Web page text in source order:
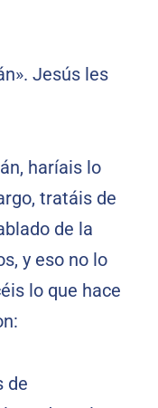
Jesús les
haríais lo
tratáis de
de la
y eso no lo
lo que hace
de